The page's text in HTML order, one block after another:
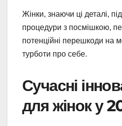
Жінки, знаючи ці деталі,
процедури з посмішкою,
потенційні перешкоди на
турботи про себе.
Сучасні
для жінок у